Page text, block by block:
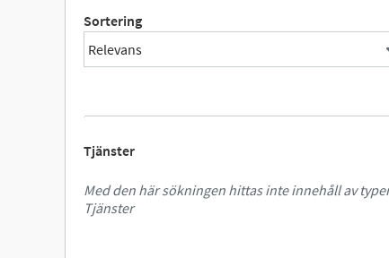
Sortering
Tjänster
Med den här sökningen hittas inte innehåll av
Tjänster